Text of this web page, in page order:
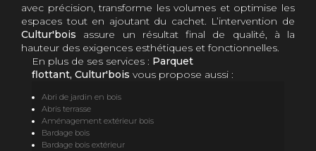
avec précision, transforme les volumes et optimise les
espaces tout en ajoutant du cachet. L’intervention de
Cultur'bois assure un résultat final de qualité, à la
hauteur des exigences esthétiques et fonctionnelles.
En plus de ses services : Parquet
flottant, Cultur'bois vous propose aussi :
Abri de jardin en bois
Abris terrasse
Aménagement extérieur bois
Bardage bois
Bardage bois extérieur